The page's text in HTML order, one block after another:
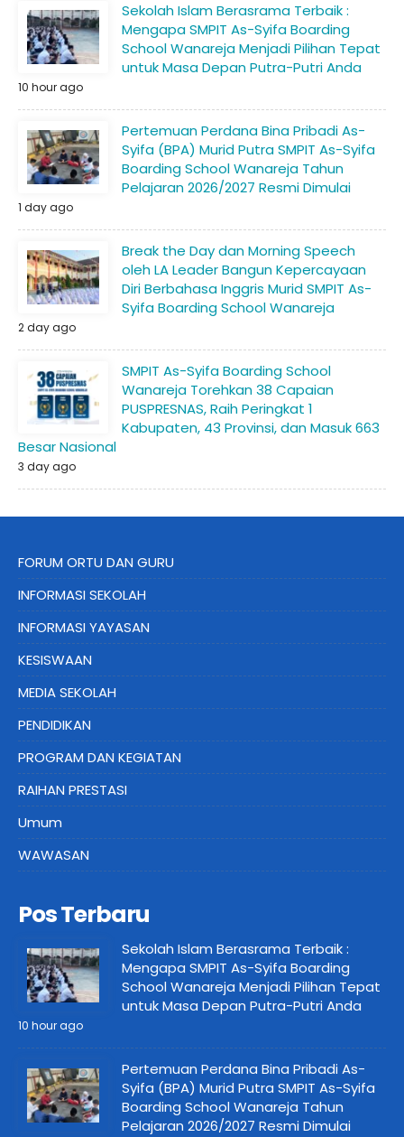
Sekolah Islam Berasrama Terbaik :
Mengapa SMPIT As-Syifa Boarding
School Wanareja Menjadi Pilihan Tepat
untuk Masa Depan Putra-Putri Anda
10 hour ago
Pertemuan Perdana Bina Pribadi As-
Syifa (BPA) Murid Putra SMPIT As-Syifa
Boarding School Wanareja Tahun
Pelajaran 2026/2027 Resmi Dimulai
1 day ago
Break the Day dan Morning Speech
oleh LA Leader Bangun Kepercayaan
Diri Berbahasa Inggris Murid SMPIT As-
Syifa Boarding School Wanareja
2 day ago
SMPIT As-Syifa Boarding School
Wanareja Torehkan 38 Capaian
PUSPRESNAS, Raih Peringkat 1
Kabupaten, 43 Provinsi, dan Masuk 663
Besar Nasional
3 day ago
FORUM ORTU DAN GURU
INFORMASI SEKOLAH
INFORMASI YAYASAN
KESISWAAN
MEDIA SEKOLAH
PENDIDIKAN
PROGRAM DAN KEGIATAN
RAIHAN PRESTASI
Umum
WAWASAN
Pos Terbaru
Sekolah Islam Berasrama Terbaik :
Mengapa SMPIT As-Syifa Boarding
School Wanareja Menjadi Pilihan Tepat
untuk Masa Depan Putra-Putri Anda
10 hour ago
Pertemuan Perdana Bina Pribadi As-
Syifa (BPA) Murid Putra SMPIT As-Syifa
Boarding School Wanareja Tahun
Pelajaran 2026/2027 Resmi Dimulai